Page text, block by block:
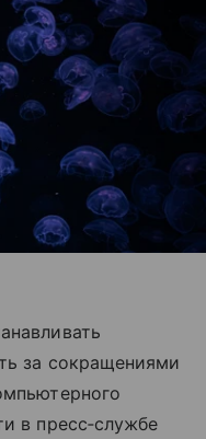
за сокращениями
в пресс‑службе